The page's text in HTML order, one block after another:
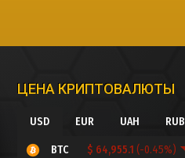
ЦЕНА КРИПТОВАЛЮТЫ
USD EUR UAH RUB
$ 64,955.1(-0.45%)
BTC